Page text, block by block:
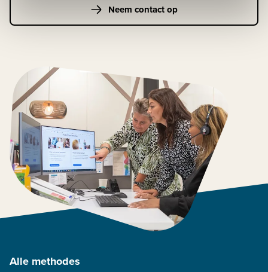
Neem contact op
Alle methodes